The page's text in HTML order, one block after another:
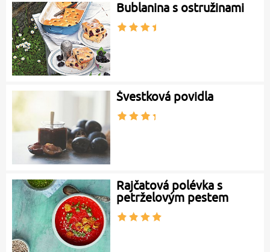
Bublanina s ostružinami
Švestková povidla
Rajčatová polévka s
petrželovým pestem